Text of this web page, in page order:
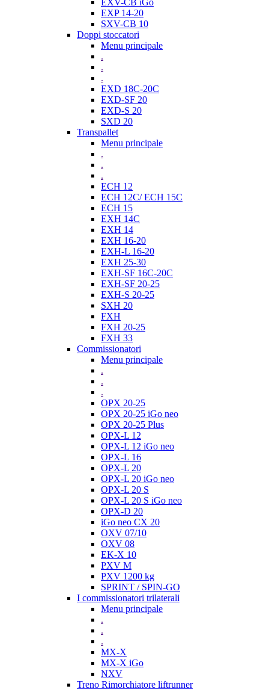
EXV-CB iGo
EXP 14-20
SXV-CB 10
Doppi stoccatori
Menu principale
.
.
.
EXD 18C-20C
EXD-SF 20
EXD-S 20
SXD 20
Transpallet
Menu principale
.
.
.
ECH 12
ECH 12C/ ECH 15C
ECH 15
EXH 14C
EXH 14
EXH 16-20
EXH-L 16-20
EXH 25-30
EXH-SF 16C-20C
EXH-SF 20-25
EXH-S 20-25
SXH 20
FXH
FXH 20-25
FXH 33
Commissionatori
Menu principale
.
.
.
OPX 20-25
OPX 20-25 iGo neo
OPX 20-25 Plus
OPX-L 12
OPX-L 12 iGo neo
OPX-L 16
OPX-L 20
OPX-L 20 iGo neo
OPX-L 20 S
OPX-L 20 S iGo neo
OPX-D 20
iGo neo CX 20
OXV 07/10
OXV 08
EK-X 10
PXV M
PXV 1200 kg
SPRINT / SPIN-GO
I commissionatori trilaterali
Menu principale
.
.
.
MX-X
MX-X iGo
NXV
Treno Rimorchiatore liftrunner